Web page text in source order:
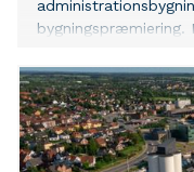
udvikle attraktive